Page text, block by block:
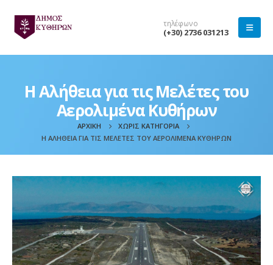
τηλέφωνο
(+30) 2736 031213
Η Αλήθεια για τις Μελέτες του
Αερολιμένα Κυθήρων
ΑΡΧΙΚΉ
ΧΩΡΊΣ ΚΑΤΗΓΟΡΊΑ
Η ΑΛΉΘΕΙΑ ΓΙΑ ΤΙΣ ΜΕΛΈΤΕΣ ΤΟΥ ΑΕΡΟΛΙΜΈΝΑ ΚΥΘΉΡΩΝ